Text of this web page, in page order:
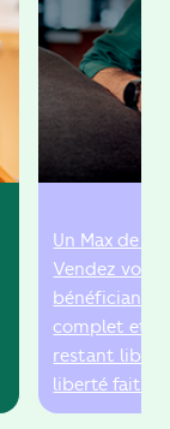
Un Max de
Vendez
bénéficiant
complet et
restant
liberté fait